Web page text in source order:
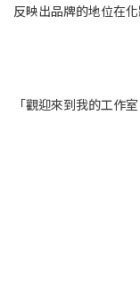
反映出品牌的地位在
「觀迎來到我的工作